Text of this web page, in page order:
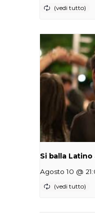
Si balla Latino
Agosto 10 @